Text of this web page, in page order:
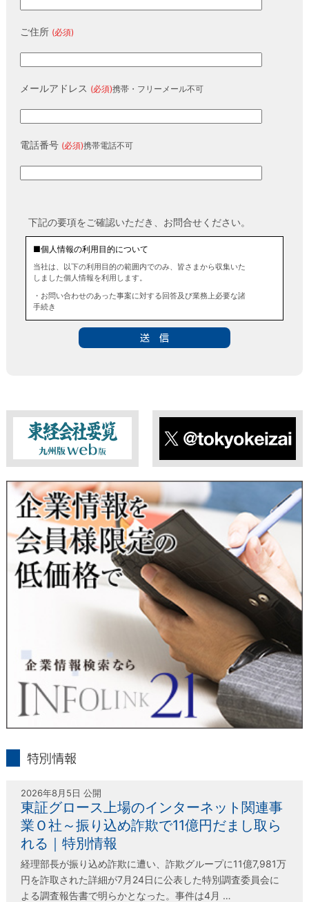
ご住所 (必須)
メールアドレス (必須)携帯・フリーメール不可
電話番号 (必須)携帯電話不可
下記の要項をご確認いただき、お問合せください。
■個人情報の利用目的について
当社は、以下の利用目的の範囲内でのみ、皆さまから収集いた
しました個人情報を利用します。
・お問い合わせのあった事案に対する回答及び業務上必要な諸
手続き
■個人情報の第三者提供について
■ 個人情報提供の任意性及び留意点
個人情報のご提供は任意ですが、必要な個人情報をご提供いた
だけなかった場合は、上記利用目的を達成できない場合があり
ますのでご了承ください。
当社は、本人が自己の個人情報について、通知・開示・訂正・
追加・削除・利用停止・提供停止の希望がございましたら、本
人または代理人の請求応じて、個人データの通知・開示・訂
正・追加・削除・利用停止・提供停止の請求に応じます。
受付方法は、本人確認資料（運転免許証、パスポート何れかの
コピー）、「個人情報取扱申請書」「委任状」（代理人による
申請の場合のみ必要となります）を当社宛にお送り下さい。
＜個人情報保護に関するお問合せ・相談窓口＞
〒802-0004 北九州市小倉北区鍛冶町2丁目5-11（第一東経ビ
フリーダイヤル 0120-55-9986
受付時間 平日9：00～17：00
東経会社要覧web版 X
2026年8月5日 公開
東証グロース上場のインターネット関連事
業Ｏ社～振り込め詐欺で11億円だまし取ら
れる｜特別情報
経理部長が振り込め詐欺に遭い、詐欺グループに11億7,981万
円を詐取された詳細が7月24日に公表した特別調査委員会に
よる調査報告書で明らかとなった。事件は4月 …